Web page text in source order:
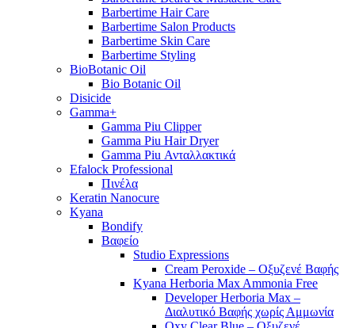
Barbertime Hair Care
Barbertime Salon Products
Barbertime Skin Care
Barbertime Styling
BioBotanic Oil
Bio Botanic Oil
Disicide
Gamma+
Gamma Piu Clipper
Gamma Piu Hair Dryer
Gamma Piu Ανταλλακτικά
Efalock Professional
Πινέλα
Keratin Nanocure
Kyana
Bondify
Βαφείο
Studio Expressions
Cream Peroxide – Οξυζενέ Βαφής
Kyana Herboria Max Ammonia Free
Developer Herboria Max –
Διαλυτικό Βαφής χωρίς Αμμωνία